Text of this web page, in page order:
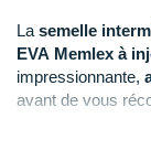
La semelle
EVA Memlex à
impressionnante,
avant de vous
Saucony
Saxx